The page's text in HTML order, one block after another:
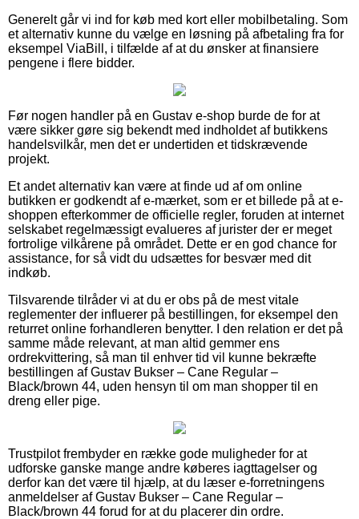
Generelt går vi ind for køb med kort eller mobilbetaling. Som
et alternativ kunne du vælge en løsning på afbetaling fra for
eksempel ViaBill, i tilfælde af at du ønsker at finansiere
pengene i flere bidder.
Før nogen handler på en Gustav e-shop burde de for at
være sikker gøre sig bekendt med indholdet af butikkens
handelsvilkår, men det er undertiden et tidskrævende
projekt.
Et andet alternativ kan være at finde ud af om online
butikken er godkendt af e-mærket, som er et billede på at e-
shoppen efterkommer de officielle regler, foruden at internet
selskabet regelmæssigt evalueres af jurister der er meget
fortrolige vilkårene på området. Dette er en god chance for
assistance, for så vidt du udsættes for besvær med dit
indkøb.
Tilsvarende tilråder vi at du er obs på de mest vitale
reglementer der influerer på bestillingen, for eksempel den
returret online forhandleren benytter. I den relation er det på
samme måde relevant, at man altid gemmer ens
ordrekvittering, så man til enhver tid vil kunne bekræfte
bestillingen af Gustav Bukser – Cane Regular –
Black/brown 44, uden hensyn til om man shopper til en
dreng eller pige.
Trustpilot frembyder en række gode muligheder for at
udforske ganske mange andre køberes iagttagelser og
derfor kan det være til hjælp, at du læser e-forretningens
anmeldelser af Gustav Bukser – Cane Regular –
Black/brown 44 forud for at du placerer din ordre.